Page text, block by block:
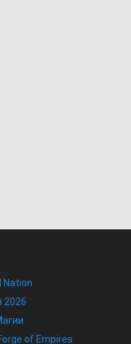
Nation
2026
of Empires